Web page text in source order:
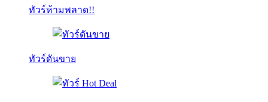
ทัวร์ห้ามพลาด!!
ทัวร์ดันขาย